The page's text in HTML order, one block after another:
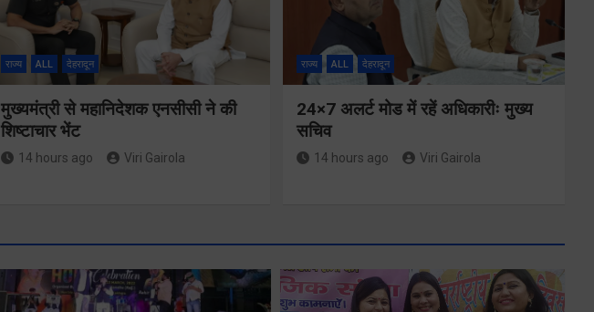
राज्य ALL देहरादून
मुख्यमंत्री से महानिदेशक एनसीसी ने की
शिष्टाचार भेंट
14 hours ago Viri Gairola
राज्य ALL देहरादून
24×7 अलर्ट मोड में रहें अधिकारीः मुख्य
सचिव
14 hours ago Viri Gairola